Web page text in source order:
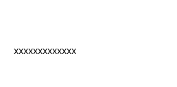
xxxxxxxxxxxxx